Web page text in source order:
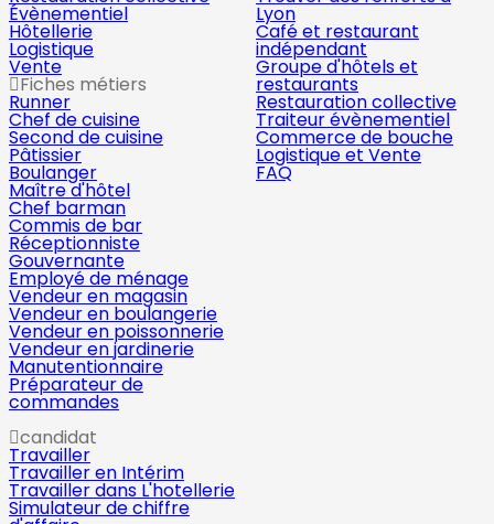
Évènementiel
Hôtellerie
Logistique
Vente
Fiches métiers
Runner
Chef de cuisine
Second de cuisine
Pâtissier
Boulanger
Maître d'hôtel
Chef barman
Commis de bar
Réceptionniste
Gouvernante
Employé de ménage
Vendeur en magasin
Vendeur en boulangerie
Vendeur en poissonnerie
Vendeur en jardinerie
Manutentionnaire
Préparateur de
commandes
Lyon
Café et restaurant
indépendant
Groupe d'hôtels et
restaurants
Restauration collective
Traiteur évènementiel
Commerce de bouche
Logistique et Vente
FAQ
candidat
Travailler
Travailler en Intérim
Travailler dans L'hotellerie
Simulateur de chiffre